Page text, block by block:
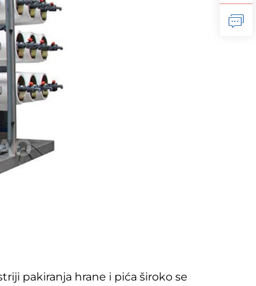
pakiranja hrane i pića široko se